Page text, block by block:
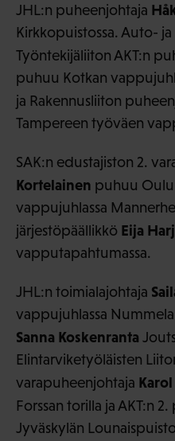
JHL:n puheenjohtaja
Kirkkopuistossa. Auto-
Työntekijäliiton AKT:n
puhuu Kotkan
ja Rakennusliiton
Tampereen työväen
SAK:n edustajiston 2.
Kortelainen puhuu
vappujuhlassa
järjestöpäällikkö Eija
vapputapahtumassa.
JHL:n toimialajohtaja
vappujuhlassa
Sanna Koskenranta
Elintarviketyöläisten
varapuheenjohtaja
Forssan torilla ja AKT:n
Jyväskylän